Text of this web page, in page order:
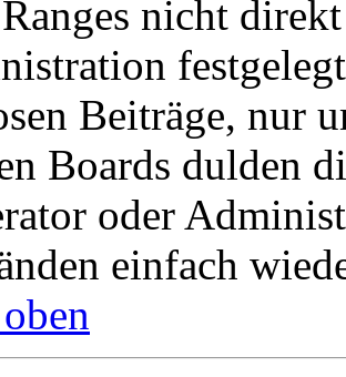
nicht
Beiträge, nur
Boards dulden
oder
einfach